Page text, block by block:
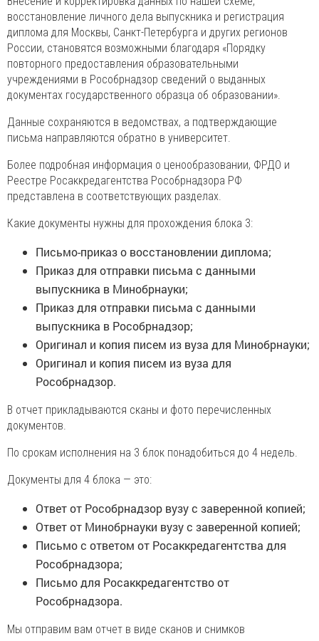
восстановление личного дела выпускника и регистрация
диплома для Москвы, Санкт-Петербурга и других регионов
России, становятся возможными благодаря «Порядку
повторного предоставления образовательными
учреждениями в Рособрнадзор сведений о выданных
документах государственного образца об образовании».
Данные сохраняются в ведомствах, а подтверждающие
письма направляются обратно в университет.
Более подробная информация о ценообразовании, ФРДО и
Реестре Росаккредагентства Рособрнадзора РФ
представлена в соответствующих разделах.
Какие документы нужны для прохождения блока 3:
Письмо-приказ о восстановлении диплома;
Приказ для отправки письма с данными
выпускника в Минобрнауки;
Приказ для отправки письма с данными
выпускника в Рособрнадзор;
Оригинал и копия писем из вуза для Минобрнауки;
Оригинал и копия писем из вуза для
Рособрнадзор.
В отчет прикладываются сканы и фото перечисленных
документов.
По срокам исполнения на 3 блок понадобиться до 4 недель.
Документы для 4 блока — это:
Ответ от Рособрнадзор вузу с заверенной копией;
Ответ от Минобрнауки вузу с заверенной копией;
Письмо с ответом от Росаккредагентства для
Рособрнадзора;
Письмо для Росаккредагентство от
Рособрнадзора.
Мы отправим вам отчет в виде сканов и снимков